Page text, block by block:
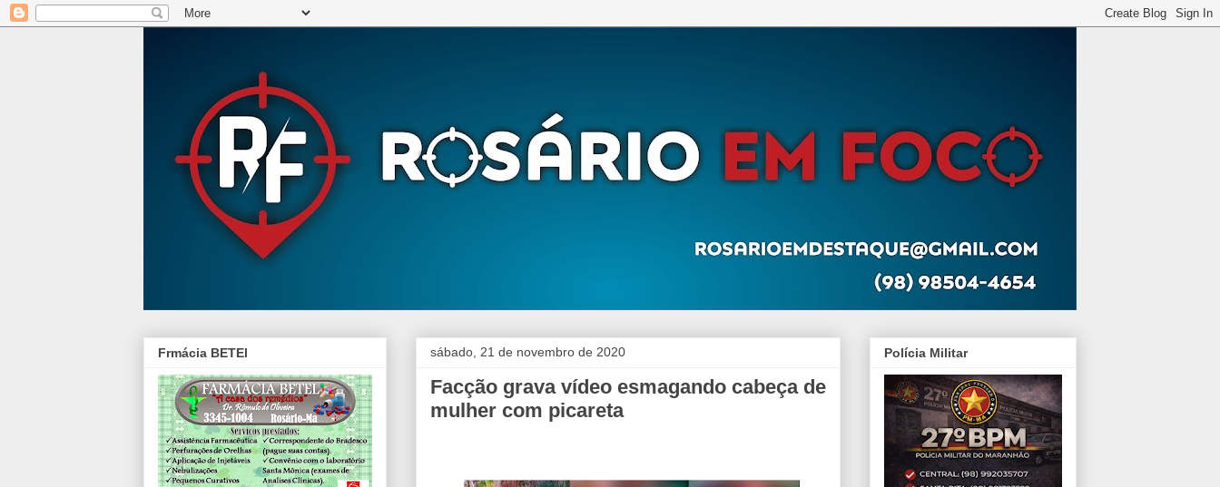
sábado, 21 de novembro de 2020
Facção grava vídeo esmagando cabeça de
mulher com picareta
Frmácia BETEl Polícia Militar